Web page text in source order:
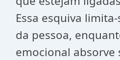
Essa esquiva
da pessoa,
emocional absorve